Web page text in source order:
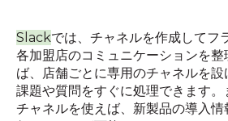
Slackでは、チャネルを作成してフ
各加盟店のコミュニケーションを整
ば、店舗ごとに専用のチャネルを
課題や質問をすぐに処理できます
チャネルを使えば、新製品の導入